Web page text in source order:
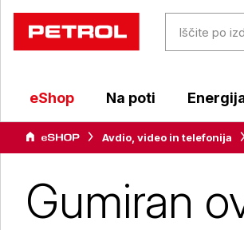
eShop Na poti
Avdio, video in telefonija
Gumiran